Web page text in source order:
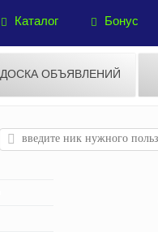
Каталог Бонус
ДОСКА ОБЪЯВЛЕНИЙ